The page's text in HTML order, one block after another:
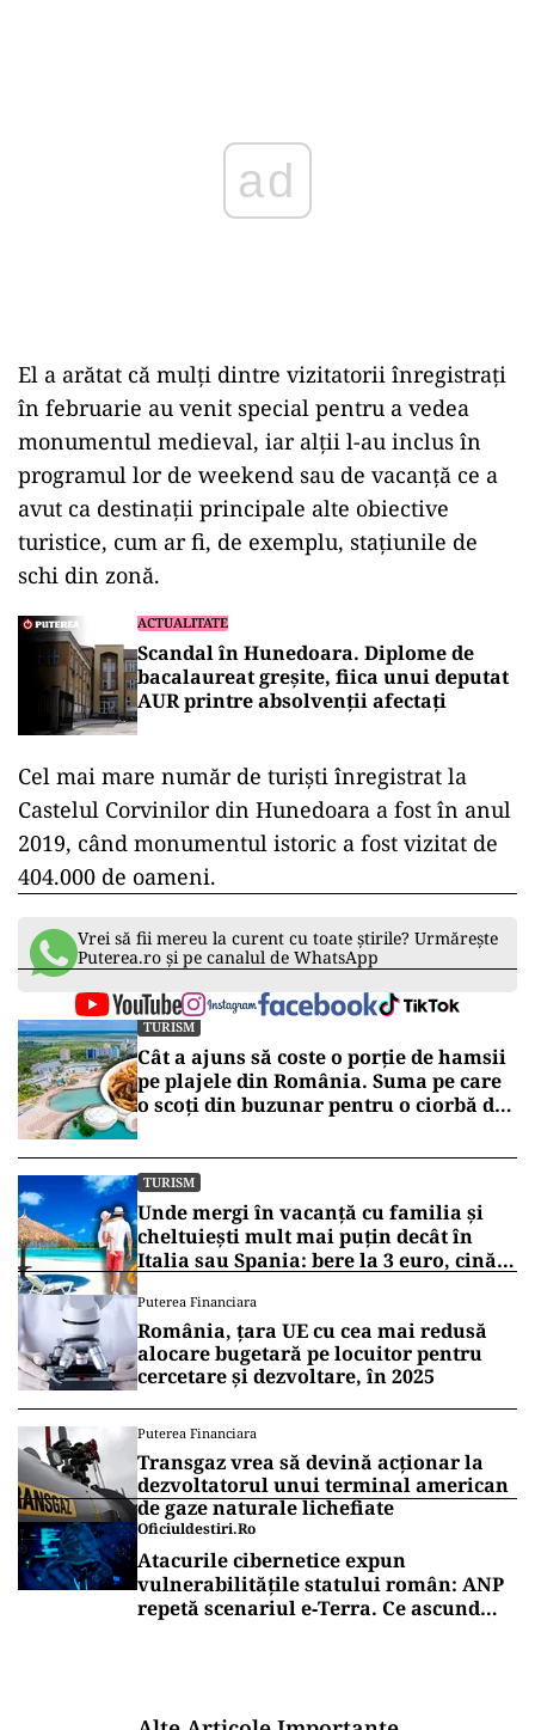
El a arătat că mulţi dintre vizitatorii înregistraţi
în februarie au venit special pentru a vedea
monumentul medieval, iar alţii l-au inclus în
programul lor de weekend sau de vacanţă ce a
avut ca destinaţii principale alte obiective
turistice, cum ar fi, de exemplu, staţiunile de
schi din zonă.
ACTUALITATE
Scandal în Hunedoara. Diplome de
bacalaureat greșite, fiica unui deputat
AUR printre absolvenții afectați
Cel mai mare număr de turişti înregistrat la
Castelul Corvinilor din Hunedoara a fost în anul
2019, când monumentul istoric a fost vizitat de
404.000 de oameni.
Vrei să fii mereu la curent cu toate știrile? Urmărește
Puterea.ro și pe canalul de WhatsApp
TURISM
Cât a ajuns să coste o porție de hamsii
pe plajele din România. Suma pe care
o scoți din buzunar pentru o ciorbă de
Nord
TURISM
Unde mergi în vacanță cu familia și
cheltuiești mult mai puțin decât în
Italia sau Spania: bere la 3 euro, cină
Puterea Financiara
România, țara UE cu cea mai redusă
alocare bugetară pe locuitor pentru
cercetare și dezvoltare, în 2025
Puterea Financiara
Transgaz vrea să devină acționar la
dezvoltatorul unui terminal american
de gaze naturale lichefiate
Oficiuldestiri.ro
Atacurile cibernetice expun
vulnerabilitățile statului român: ANP
repetă scenariul e‑Terra. Ce ascund